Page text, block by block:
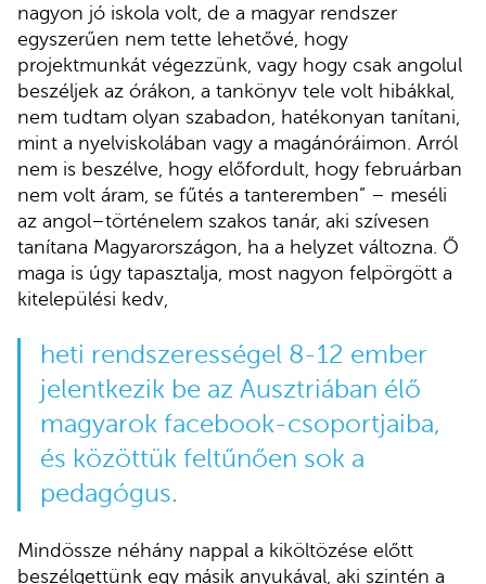
nagyon jó iskola volt, de a magyar rendszer
egyszerűen nem tette lehetővé, hogy
projektmunkát végezzünk, vagy hogy csak angolul
beszéljek az órákon, a tankönyv tele volt hibákkal,
nem tudtam olyan szabadon, hatékonyan tanítani,
mint a nyelviskolában vagy a magánóráimon. Arról
nem is beszélve, hogy előfordult, hogy februárban
nem volt áram, se fűtés a tanteremben” – meséli
az angol–történelem szakos tanár, aki szívesen
tanítana Magyarországon, ha a helyzet változna. Ő
maga is úgy tapasztalja, most nagyon felpörgött a
kitelepülési kedv,
heti rendszerességel 8-12 ember
jelentkezik be az Ausztriában élő
magyarok facebook-csoportjaiba,
és közöttük feltűnően sok a
pedagógus.
Mindössze néhány nappal a kiköltözése előtt
beszélgettünk egy másik anyukával, aki szintén a